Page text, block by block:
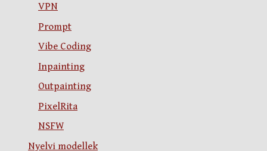
VPN
Prompt
Vibe Coding
Inpainting
Outpainting
PixelRita
NSFW
Nyelvi modellek